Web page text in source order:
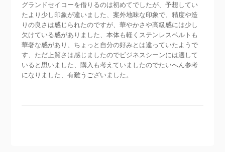
グランドセイコーを借りるのは初めてでしたが、予想してい
たより少し印象が違いました、案外地味な印象で、精度や造
りの良さは感じられたのですが、華やかさや高級感には少し
欠けている感がありました、本体も軽くステンレスベルトも
華奢な感があり、ちょっと自分の好みとは違っていたようで
す、ただ上質さは感じましたのでビジネスシーンには適して
いると思いました、購入も考えていましたのでたいへん参考
になりました、有難うございました。